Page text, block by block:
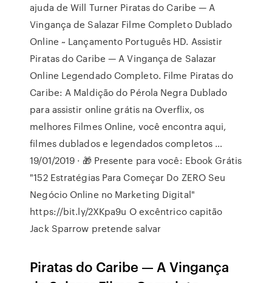
ajuda de Will Turner Piratas do Caribe — A
Vingança de Salazar Filme Completo Dublado
Online ~ Lançamento Português HD. Assistir
Piratas do Caribe — A Vingança de Salazar
Online Legendado Completo. Filme Piratas do
Caribe: A Maldição do Pérola Negra Dublado
para assistir online grátis na Overflix, os
melhores Filmes Online, você encontra aqui,
filmes dublados e legendados completos …
19/01/2019 · 🎁 Presente para você: Ebook Grátis
"152 Estratégias Para Começar Do ZERO Seu
Negócio Online no Marketing Digital"
https://bit.ly/2XKpa9u O excêntrico capitão
Jack Sparrow pretende salvar
Piratas do Caribe — A Vingança